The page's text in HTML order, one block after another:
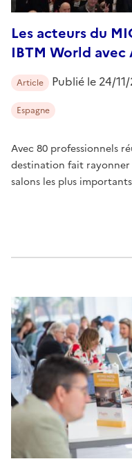
Les acteurs du
IBTM World
Avec 80 professionnels
destination fait rayonner
salons les plus
Article Publié le 24/
Espagne